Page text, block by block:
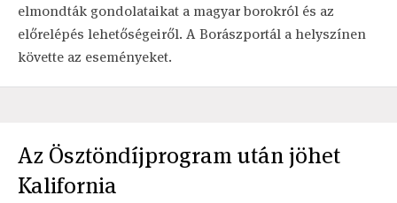
elmondták gondolataikat a magyar borokról és az
előrelépés lehetőségeiről. A Borászportál a helyszínen
követte az eseményeket.
Az Ösztöndíjprogram után jöhet
Kalifornia